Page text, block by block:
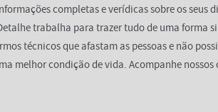
completas e verídicas sobre os
trabalha para trazer tudo de uma forma
técnicos que afastam as pessoas e não
melhor condição de vida. Acompanhe